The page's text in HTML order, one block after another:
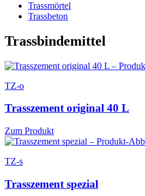
Trassmörtel
Trassbeton
Trassbindemittel
TZ-o
Trasszement original 40 L
Zum Produkt
TZ-s
Trasszement spezial